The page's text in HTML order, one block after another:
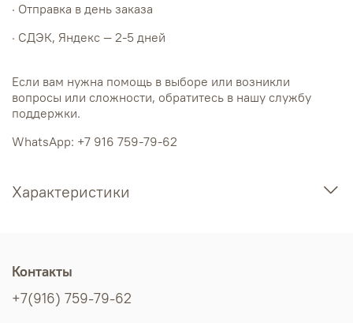
· Отправка в день заказа
· СДЭК, Яндекс — 2-5 дней
Если вам нужна помощь в выборе или возникли
вопросы или сложности, обратитесь в нашу службу
поддержки.
WhatsApp: +7 916 759-79-62
Характеристики
Контакты
+7(916) 759-79-62